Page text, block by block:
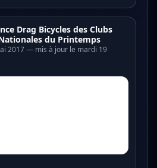
Drag Bicycles des Clubs
du Printemps
2017 — mis à jour le mardi 19